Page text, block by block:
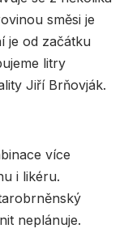
směsi je
je od začátku
litry
Jiří Brňovják.
více
i likéru.
neplánuje.